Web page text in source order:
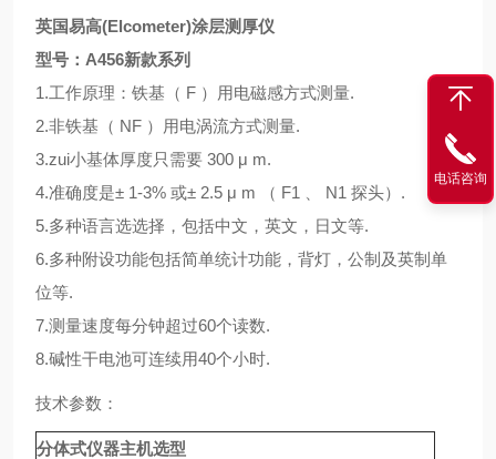
英国易高(Elcometer)涂层测厚仪
型号：A456新款系列
1.工作原理：铁基（ F ）用电磁感方式测量.
2.非铁基（ NF ）用电涡流方式测量.
3.zui小基体厚度只需要 300 μ m.
4.准确度是± 1-3% 或± 2.5 μ m （ F1 、 N1 探头）.
5.多种语言选选择，包括中文，英文，日文等.
6.多种附设功能包括简单统计功能，背灯，公制及英制单
位等.
7.测量速度每分钟超过60个读数.
8.碱性干电池可连续用40个小时.
技术参数：
分体式仪器主机选型
电话咨询